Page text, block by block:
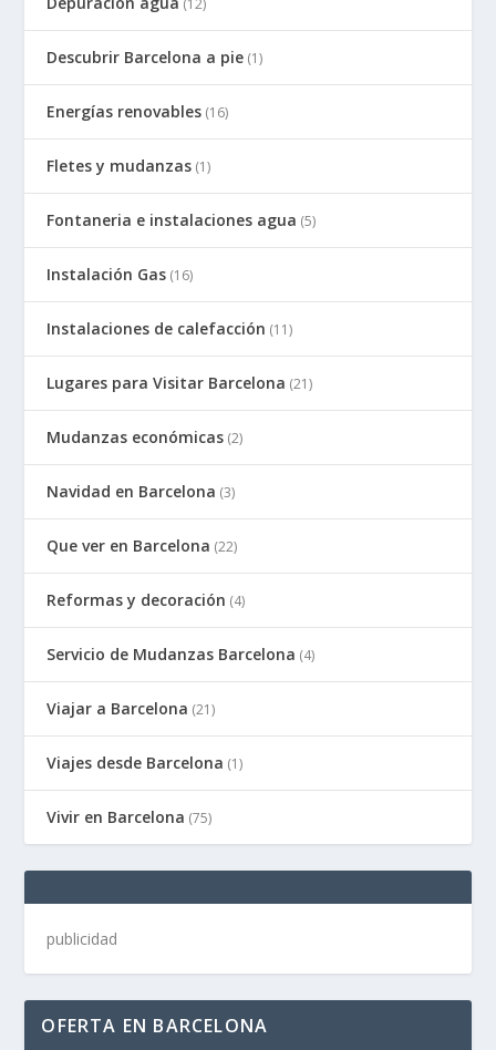
(12)
Descubrir Barcelona a pie (1)
Energías renovables (16)
Fletes y mudanzas (1)
Fontaneria e instalaciones agua (5)
Instalación Gas (16)
Instalaciones de calefacción (11)
Lugares para Visitar Barcelona (21)
Mudanzas económicas (2)
Navidad en Barcelona (3)
Que ver en Barcelona (22)
Reformas y decoración (4)
Servicio de Mudanzas Barcelona (4)
Viajar a Barcelona (21)
Viajes desde Barcelona (1)
Vivir en Barcelona (75)
publicidad
OFERTA EN BARCELONA